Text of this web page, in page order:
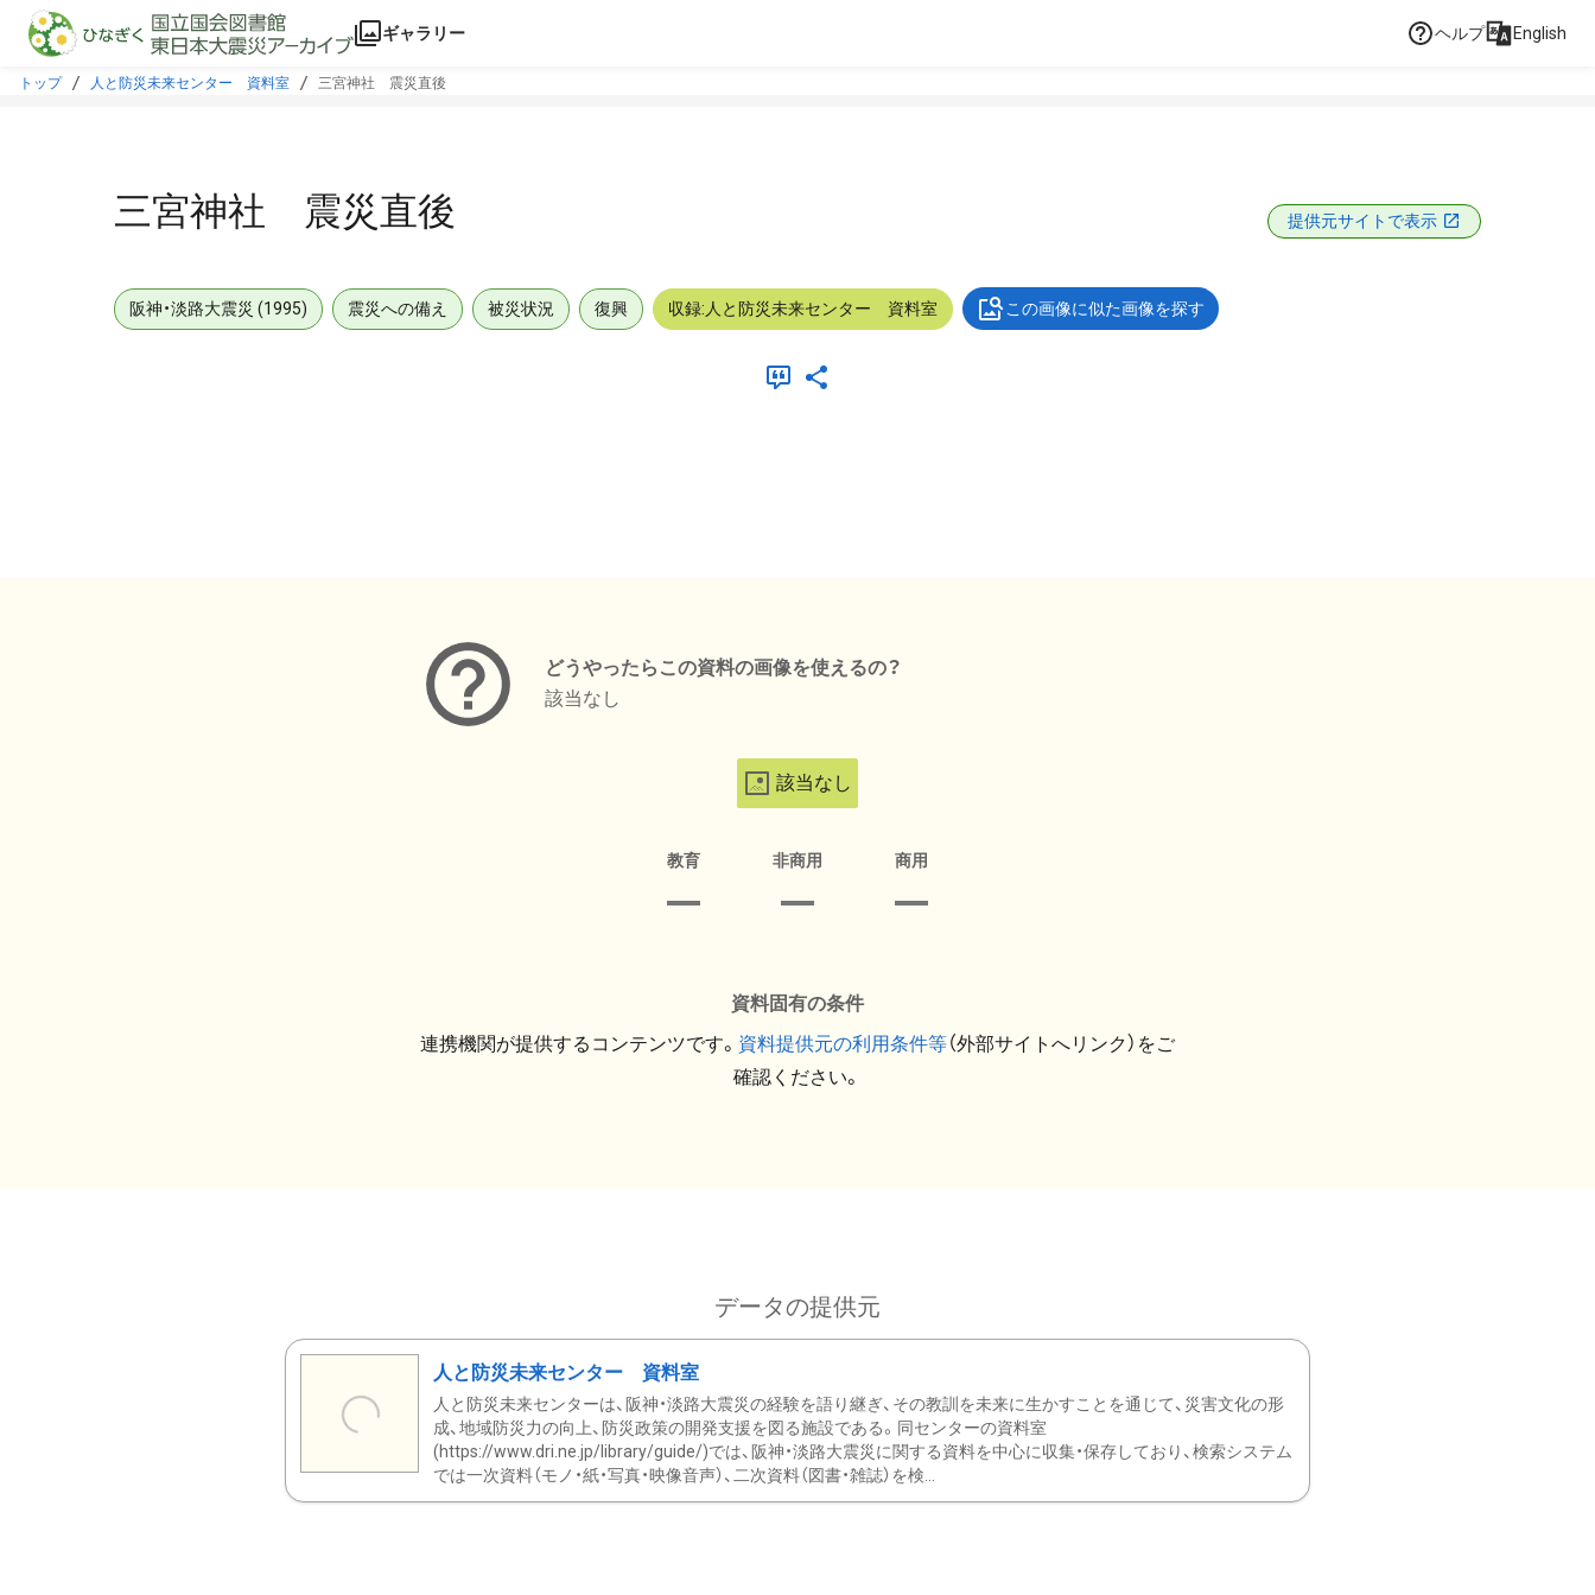
本文に飛ぶ
ギャラリー ヘルプ English
トップ 人と防災未来センター 資料室 三宮神社 震災直後
三宮神社 震災直後 提供元サイトで表示
阪神・淡路大震災 (1995) 震災への備え 被災状況 復興 収録:人と防災未来センター 資料室 この画像に似た画像を探す
どうやったらこの資料の画像を使えるの？
該当なし
該当なし
教育 非商用 商用
資料固有の条件
連携機関が提供するコンテンツです。 資料提供元の利用条件等（外部サイトへリンク）をご
確認ください。
データの提供元
人と防災未来センター 資料室
人と防災未来センターは、阪神・淡路大震災の経験を語り継ぎ、その教訓を未来に生かすことを通じて、災害文化の形
成、地域防災力の向上、防災政策の開発支援を図る施設である。同センターの資料室
(https://www.dri.ne.jp/library/guide/)では、阪神・淡路大震災に関する資料を中心に収集・保存しており、検索システム
では一次資料（モノ・紙・写真・映像音声）、二次資料（図書・雑誌）を検...